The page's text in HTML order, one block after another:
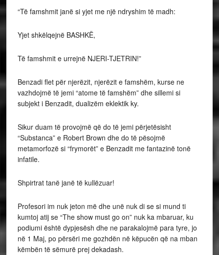
“Të famshmit janë si yjet me një ndryshim të madh:
Yjet shkëlqejnë BASHKË,
Të famshmit e urrejnë NJERI-TJETRIN!”
Benzadi flet për njerëzit, njerëzit e famshëm, kurse ne
vazhdojmë të jemi “atome të famshëm” dhe sillemi si
subjekt i Benzadit, dualizëm eklektik ky.
Sikur duam të provojmë që do të jemi përjetësisht
“Substanca” e Robert Brown dhe do të pësojmë
metamorfozë si “frymorët” e Benzadit me fantazinë tonë
infatile.
Shpirtrat tanë janë të kullëzuar!
Profesori im nuk jeton më dhe unë nuk di se si mund ti
kumtoj atij se “The show must go on” nuk ka mbaruar, ku
podiumi është dypjesësh dhe ne parakalojmë para tyre, jo
në 1 Maj, po përsëri me gozhdën në këpucën që na mban
këmbën të sëmurë prej dekadash.